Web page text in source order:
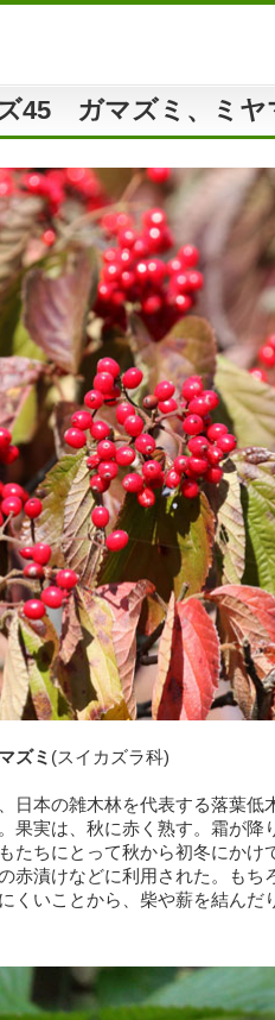
45 ガマズミ、ミヤ
ズミ (スイカズラ科)
日本の雑木林を代表する落葉低
果実は、秋に赤く熟す。霜が降
たちにとって秋から初冬にかけ
赤漬けなどに利用された。もち
くいことから、柴や薪を結んだ